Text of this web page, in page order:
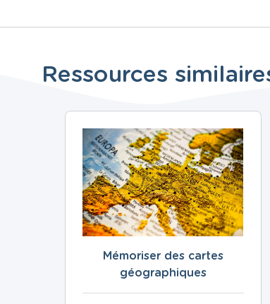
Ressources
Mémoriser des cartes
géographiques